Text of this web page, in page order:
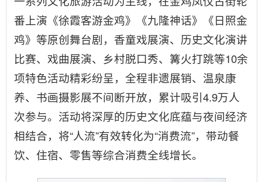
番上演《徐霞客游金鸡》《九隆神话》《日照金
鸡》等原创舞台剧，香童戏展演、历史文化演讲
比赛、戏曲展演、乡村脱口秀、篝火打跳等10余
项特色活动精彩纷呈，全程非遗展销、温泉康
养、书画摄影展不间断开放，累计吸引4.9万人
次参与。活动将深厚的历史文化底蕴与夜间经济
相结合，将“人流”有效转化为“消费流”，带动餐
饮、住宿、零售等综合消费全线增长。